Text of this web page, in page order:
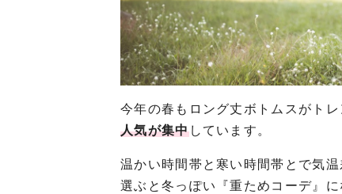
今年の春もロング丈ボトムスがトレ
人気が集中しています。
温かい時間帯と寒い時間帯とで気
選ぶと冬っぽい『重ためコーデ』に